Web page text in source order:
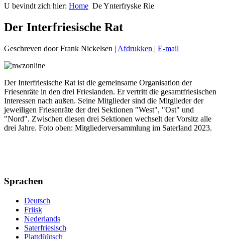
U bevindt zich hier: Home De Ynterfryske Rie
Der Interfriesische Rat
Geschreven door Frank Nickelsen | Afdrukken | E-mail
Der Interfriesische Rat ist die gemeinsame Organisation der
Friesenräte in den drei Frieslanden. Er vertritt die gesamtfriesischen
Interessen nach außen. Seine Mitglieder sind die Mitglieder der
jeweiligen Friesenräte der drei Sektionen "West", "Ost" und
"Nord". Zwischen diesen drei Sektionen wechselt der Vorsitz alle
drei Jahre. Foto oben: Mitgliederversammlung im Saterland 2023.
Sprachen
Deutsch
Friisk
Nederlands
Saterfriesisch
Plattdüütsch